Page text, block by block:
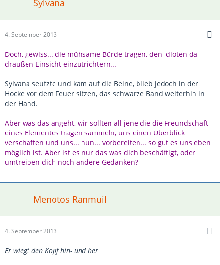
Sylvana
4. September 2013
Doch, gewiss... die mühsame Bürde tragen, den Idioten da
draußen Einsicht einzutrichtern...
Sylvana seufzte und kam auf die Beine, blieb jedoch in der
Hocke vor dem Feuer sitzen, das schwarze Band weiterhin in
der Hand.
Aber was das angeht, wir sollten all jene die die Freundschaft
eines Elementes tragen sammeln, uns einen Überblick
verschaffen und uns... nun... vorbereiten... so gut es uns eben
möglich ist. Aber ist es nur das was dich beschäftigt, oder
umtreiben dich noch andere Gedanken?
Menotos Ranmuil
4. September 2013
Er wiegt den Kopf hin- und her